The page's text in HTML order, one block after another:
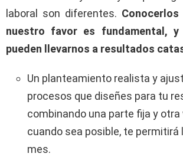
laboral son diferentes.
nuestro favor es fundamental, y
pueden llevarnos a resultados
Un planteamiento realista y
procesos que diseñes para tu
combinando una parte fija y otra
cuando sea posible, te permitirá
mes.